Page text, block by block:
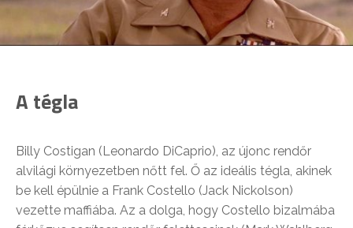
A tégla
Billy Costigan (Leonardo DiCaprio), az újonc rendőr
alvilági környezetben nőtt fel. Ő az ideális tégla, akinek
be kell épülnie a Frank Costello (Jack Nickolson)
vezette maffiába. Az a dolga, hogy Costello bizalmába